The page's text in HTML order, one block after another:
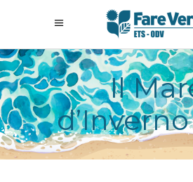
Il